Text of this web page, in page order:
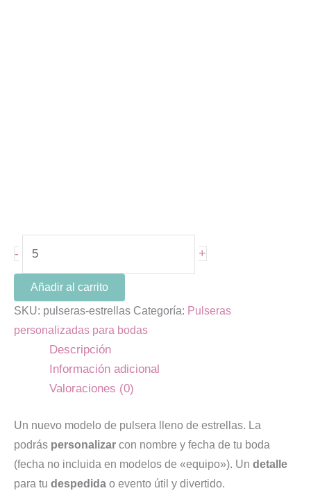
- +
Añadir al carrito
SKU: pulseras-estrellas Categoría: Pulseras
personalizadas para bodas
Descripción
Información adicional
Valoraciones (0)
Un nuevo modelo de pulsera lleno de estrellas. La
podrás personalizar con nombre y fecha de tu boda
(fecha no incluida en modelos de «equipo»). Un detalle
para tu despedida o evento útil y divertido.